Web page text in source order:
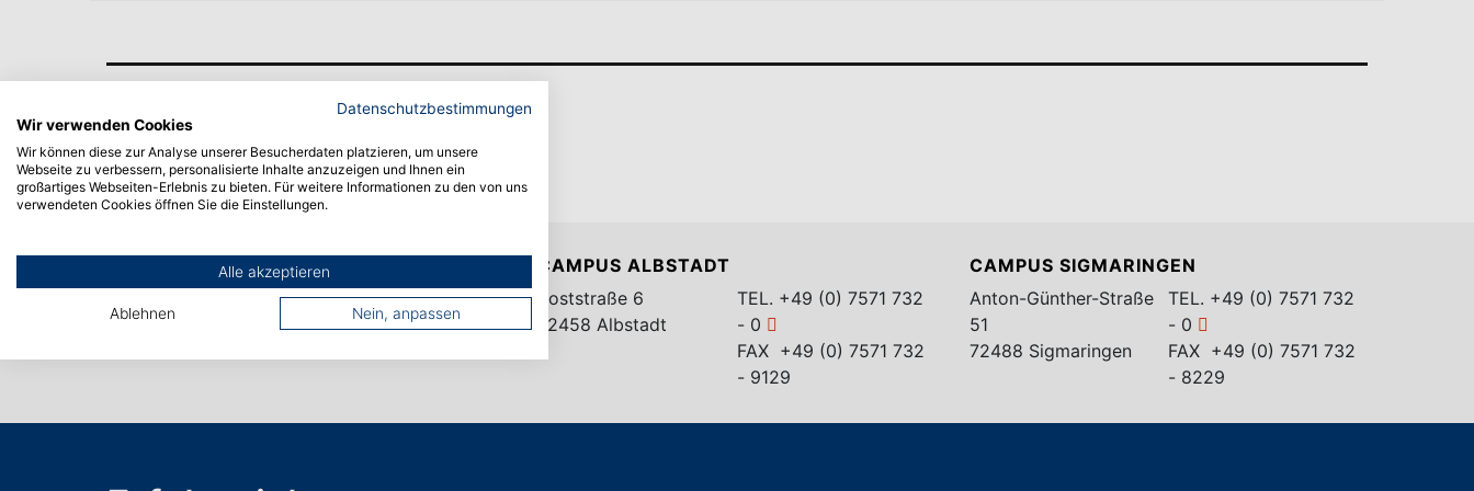
CAMPUS ALBSTADT
Poststraße 6
72458 Albstadt
TEL. +49 (0) 7571 732
- 0
FAX +49 (0) 7571 732
- 9129
CAMPUS SIGMARINGEN
Anton-Günther-Straße
51
72488 Sigmaringen
TEL. +49 (0) 7571 732
- 0
FAX +49 (0) 7571 732
- 8229
Datenschutzbestimmungen
Wir verwenden Cookies
Wir können diese zur Analyse unserer Besucherdaten platzieren, um unsere
Webseite zu verbessern, personalisierte Inhalte anzuzeigen und Ihnen ein
großartiges Webseiten-Erlebnis zu bieten. Für weitere Informationen zu den von uns
verwendeten Cookies öffnen Sie die Einstellungen.
Alle akzeptieren
Ablehnen Nein, anpassen